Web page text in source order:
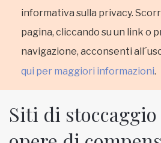
informativa sulla privacy.
pagina, cliccando su un link o
navigazione, acconsenti
qui per maggiori informazioni.
Siti di